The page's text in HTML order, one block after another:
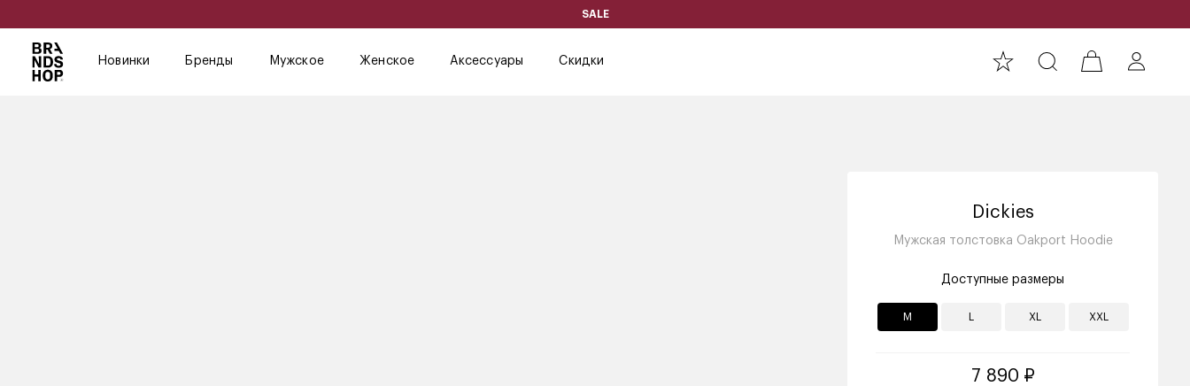
SALE
Новинки Бренды Мужское Женское Аксессуары Скидки
Dickies
Мужская толстовка Oakport Hoodie
Доступные размеры
M XL XXL
7 890 ₽